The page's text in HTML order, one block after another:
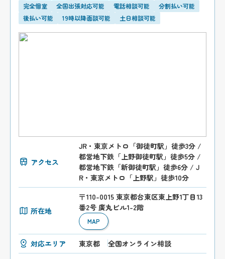
完全個室 全国出張対応可能 電話相談可能
分割払い可能
後払い可能
19時以降面談可能 土日相談可能
アクセス
JR・東京メトロ「御徒町駅」徒歩3分 /
都営地下鉄「上野御徒町駅」徒歩5分 /
都営地下鉄「新御徒町駅」徒歩6分 / J
R・東京メトロ「上野駅」徒歩10分
所在地
〒110-0015 東京都台東区東上野1丁目13
番2号 廣丸ビル1-2階
MAP
対応エリア 東京都 全国オンライン相談